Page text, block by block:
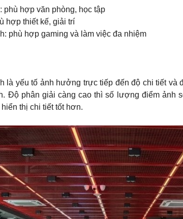
phù hợp văn phòng, học tập
hợp thiết kế, giải trí
phù hợp gaming và làm việc đa nhiệm
là yếu tố ảnh hưởng trực tiếp đến độ chi tiết và
Độ phân giải càng cao thì số lượng điểm ảnh
thị chi tiết tốt hơn.